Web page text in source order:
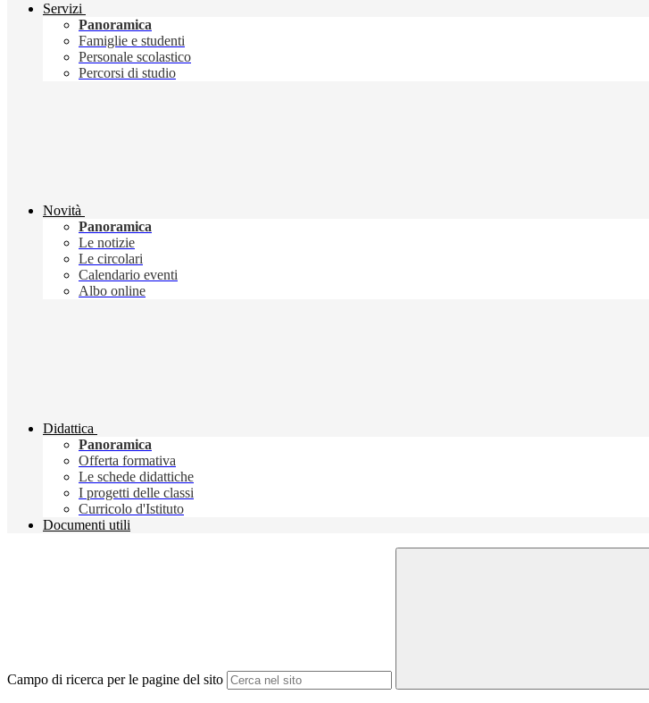
Servizi
Panoramica
Famiglie e studenti
Personale scolastico
Percorsi di studio
Novità
Panoramica
Le notizie
Le circolari
Calendario eventi
Albo online
Didattica
Panoramica
Offerta formativa
Le schede didattiche
I progetti delle classi
Curricolo d'Istituto
Documenti utili
Campo di ricerca per le pagine del sito